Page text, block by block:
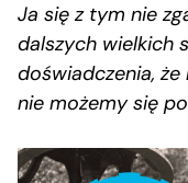
Ja się z tym nie
dalszych wielkich
doświadczenia,
nie możemy się